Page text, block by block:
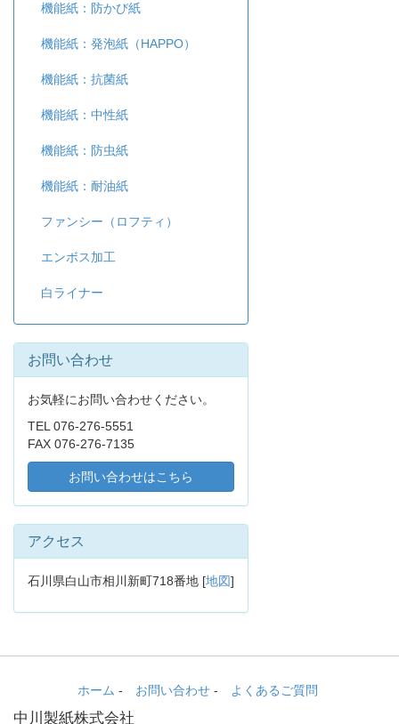
機能紙：防かび紙
機能紙：発泡紙（HAPPO）
機能紙：抗菌紙
機能紙：中性紙
機能紙：防虫紙
機能紙：耐油紙
ファンシー（ロフティ）
エンボス加工
白ライナー
お問い合わせ
お気軽にお問い合わせください。
TEL 076-276-5551
FAX 076-276-7135
お問い合わせはこちら
アクセス
石川県白山市相川新町718番地 [地図]
ホーム - お問い合わせ- よくあるご質問
中川製紙株式会社